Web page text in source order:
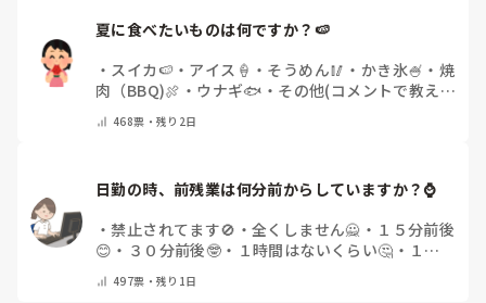
夏に食べたいものは何ですか？🍉
・ スイカ🍉 ・ アイス🍦 ・ そうめん🥢 ・ かき氷🍧 ・ 焼
肉（BBQ)🍖 ・ ウナギ🐟 ・ その他(コメントで教え
468票・残り2日
日勤の時、前残業は何分前からしていますか？⌚
・禁止されてます🚫 ・ 全くしません🙅 ・ １５分前後
😊 ・ ３０分前後🤓 ・ １時間はないくらい🤔 ・ １時
497票・残り1日